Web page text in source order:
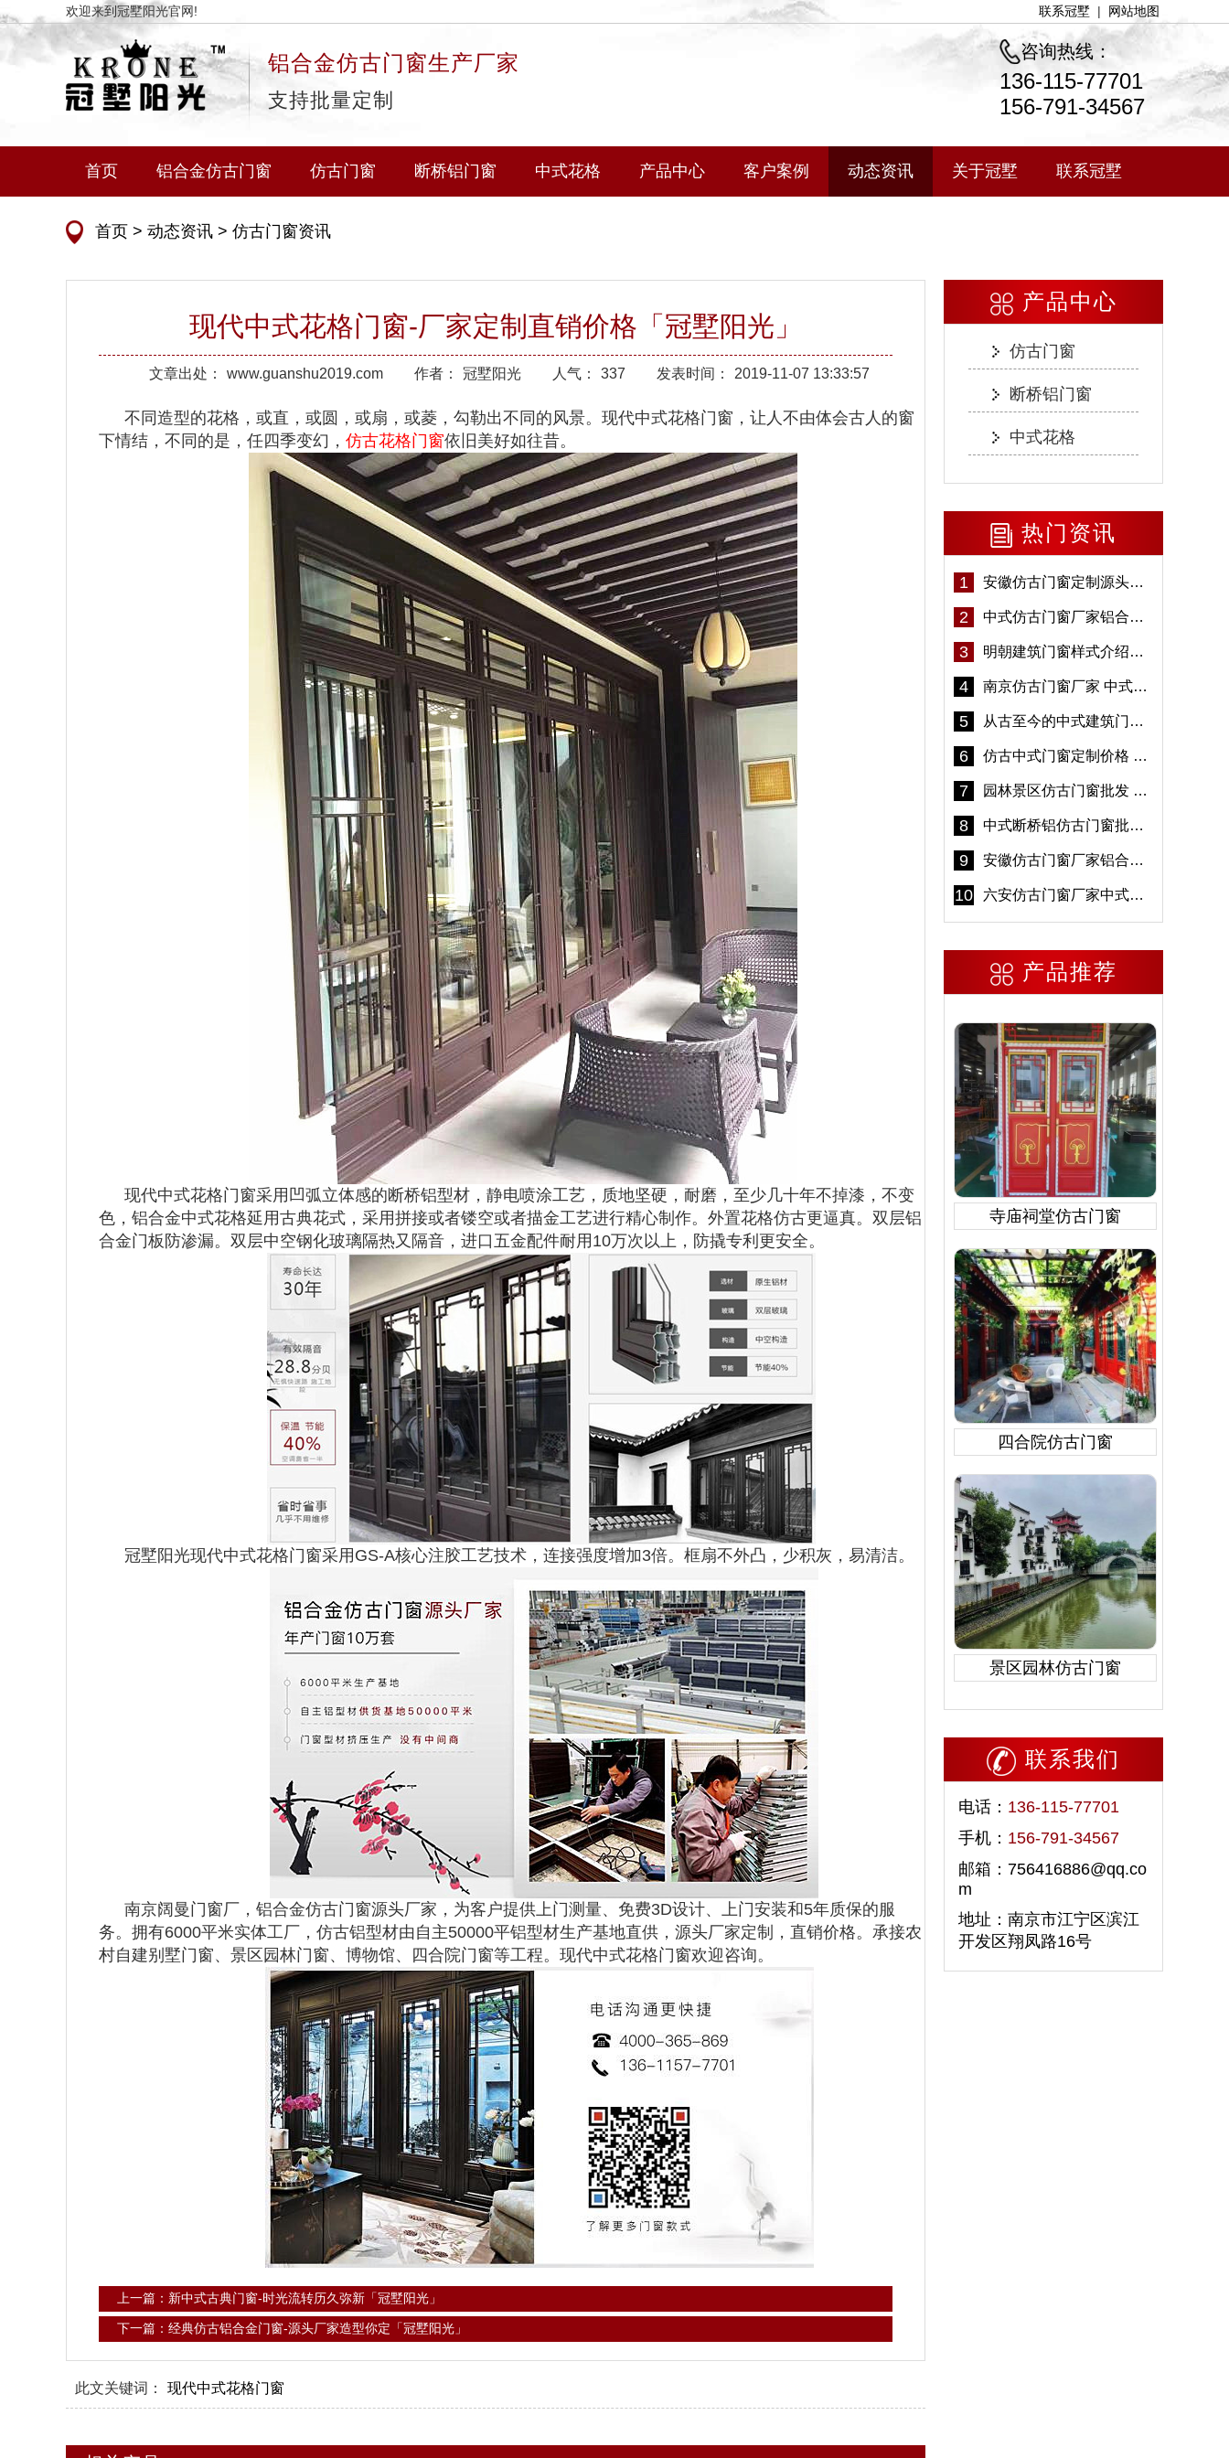
欢迎来到冠墅阳光官网! 联系冠墅 | 网站地图
铝合金仿古门窗生产厂家
支持批量定制
咨询热线：
136-115-77701
156-791-34567
首页 铝合金仿古门窗 仿古门窗 断桥铝门窗 中式花格 产品中心 客户案例 动态资讯 关于冠墅 联系冠墅
首页 > 动态资讯 > 仿古门窗资讯
现代中式花格门窗-厂家定制直销价格「冠墅阳光」
文章出处： www.guanshu2019.com 作者： 冠墅阳光 人气： 337 发表时间： 2019-11-07 13:33:57
不同造型的花格，或直，或圆，或扇，或菱，勾勒出不同的风景。现代中式花格门窗，让人不由体会古人的窗
下情结，不同的是，任四季变幻， 仿古花格门窗依旧美好如往昔。
现代中式花格门窗采用凹弧立体感的断桥铝型材，静电喷涂工艺，质地坚硬，耐磨，至少几十年不掉漆，不变
色，铝合金中式花格延用古典花式，采用拼接或者镂空或者描金工艺进行精心制作。外置花格仿古更逼真。双层铝
合金门板防渗漏。双层中空钢化玻璃隔热又隔音，进口五金配件耐用10万次以上，防撬专利更安全。
冠墅阳光现代中式花格门窗采用GS-A核心注胶工艺技术，连接强度增加3倍。框扇不外凸，少积灰，易清洁。
南京阔曼门窗厂，铝合金仿古门窗源头厂家，为客户提供上门测量、免费3D设计、上门安装和5年质保的服
务。拥有6000平米实体工厂，仿古铝型材由自主50000平铝型材生产基地直供，源头厂家定制，直销价格。承接农
村自建别墅门窗、景区园林门窗、博物馆、四合院门窗等工程。现代中式花格门窗欢迎咨询。
上一篇：新中式古典门窗-时光流转历久弥新「冠墅阳光」
下一篇：经典仿古铝合金门窗-源头厂家造型你定「冠墅阳光」
此文关键词： 现代中式花格门窗
产品中心
仿古门窗
断桥铝门窗
中式花格
热门资讯
1 安徽仿古门窗定制源头厂家 好打理免维护-冠墅阳光
2 中式仿古门窗厂家铝合金仿古门窗定制 5年质保
3 明朝建筑门窗样式介绍——冠墅阳光
4 南京仿古门窗厂家 中式仿古门窗定制 节能防水
5 从古至今的中式建筑门窗到底有多美「冠墅阳光」
6 仿古中式门窗定制价格 铝合金仿古门窗报价
7 园林景区仿古门窗批发 铝合金仿古门窗采购-冠墅阳光
8 中式断桥铝仿古门窗批发 冠墅阳光仿古门窗 6000平米实体工厂
9 安徽仿古门窗厂家铝合金仿古门窗批发 免费设计出货快
10 六安仿古门窗厂家中式仿古门窗制作 6000平米源头厂家
产品推荐
寺庙祠堂仿古门窗
四合院仿古门窗
景区园林仿古门窗
联系我们
电话： 136-115-77701
手机： 156-791-34567
邮箱：756416886@qq.co
m
地址：南京市江宁区滨江
开发区翔凤路16号